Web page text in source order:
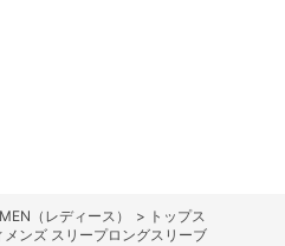
（レディース） > トップス
ンズ スリープロングスリーブ